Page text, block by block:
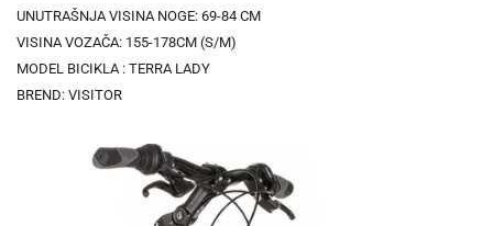
UNUTRAŠNJA VISINA NOGE: 69-84 CM
VISINA VOZAČA: 155-178CM (S/M)
MODEL BICIKLA : TERRA LADY
BREND: VISITOR